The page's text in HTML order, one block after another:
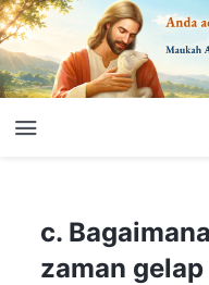
c.
zaman